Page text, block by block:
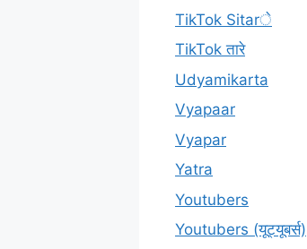
TikTok Sitarे
TikTok तारे
Udyamikarta
Vyapaar
Vyapar
Yatra
Youtubers
Youtubers (यूट्यूबर्स)